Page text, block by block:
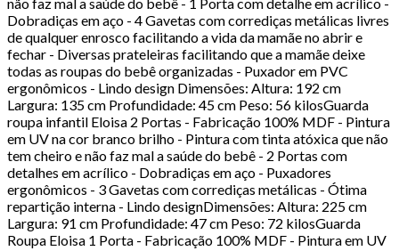
Dobradiças em aço - 4 Gavetas com corrediças metálicas livres
de qualquer enrosco facilitando a vida da mamãe no abrir e
fechar - Diversas prateleiras facilitando que a mamãe deixe
todas as roupas do bebê organizadas - Puxador em PVC
ergonômicos - Lindo design Dimensões: Altura: 192 cm
Largura: 135 cm Profundidade: 45 cm Peso: 56 kilosGuarda
roupa infantil Eloisa 2 Portas - Fabricação 100% MDF - Pintura
em UV na cor branco brilho - Pintura com tinta atóxica que não
tem cheiro e não faz mal a saúde do bebê - 2 Portas com
detalhes em acrílico - Dobradiças em aço - Puxadores
ergonômicos - 3 Gavetas com corrediças metálicas - Ótima
repartição interna - Lindo designDimensões: Altura: 225 cm
Largura: 91 cm Profundidade: 47 cm Peso: 72 kilosGuarda
Roupa Eloisa 1 Porta - Fabricação 100% MDF - Pintura em UV